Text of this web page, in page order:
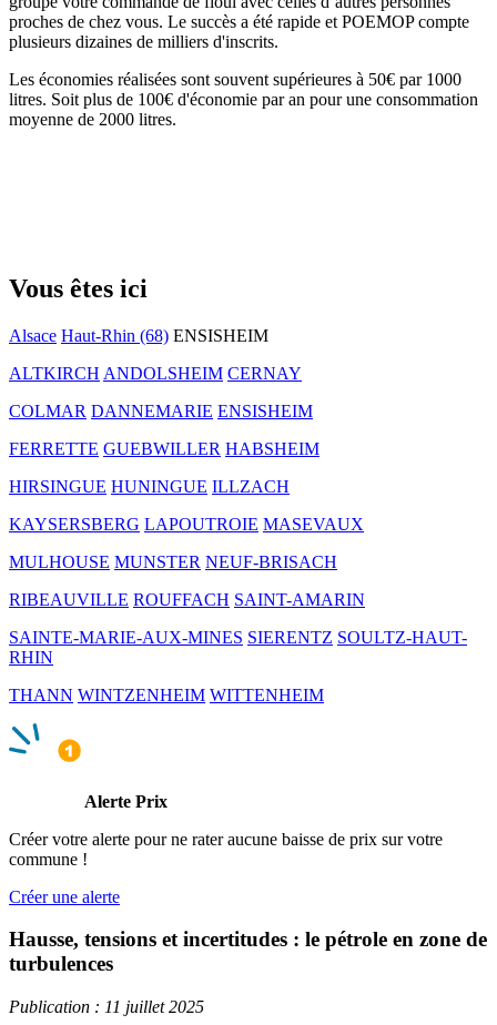
proches de chez vous. Le succès a été rapide et POEMOP compte
plusieurs dizaines de milliers d'inscrits.
Les économies réalisées sont souvent supérieures à 50€ par 1000
litres. Soit plus de 100€ d'économie par an pour une consommation
moyenne de 2000 litres.
Vous êtes ici
Alsace Haut-Rhin (68) ENSISHEIM
ALTKIRCH ANDOLSHEIM CERNAY
COLMAR DANNEMARIE ENSISHEIM
FERRETTE GUEBWILLER HABSHEIM
HIRSINGUE HUNINGUE ILLZACH
KAYSERSBERG LAPOUTROIE MASEVAUX
MULHOUSE MUNSTER NEUF-BRISACH
RIBEAUVILLE ROUFFACH SAINT-AMARIN
SAINTE-MARIE-AUX-MINES SIERENTZ SOULTZ-HAUT-
RHIN
THANN WINTZENHEIM WITTENHEIM
Alerte Prix
Créer votre alerte pour ne rater aucune baisse de prix sur votre
commune !
Créer une alerte
Hausse, tensions et incertitudes : le pétrole en zone de
turbulences
Publication : 11 juillet 2025